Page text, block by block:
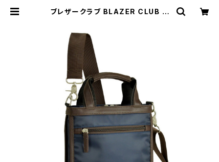
ブレザークラブ BLAZER CLUB ト